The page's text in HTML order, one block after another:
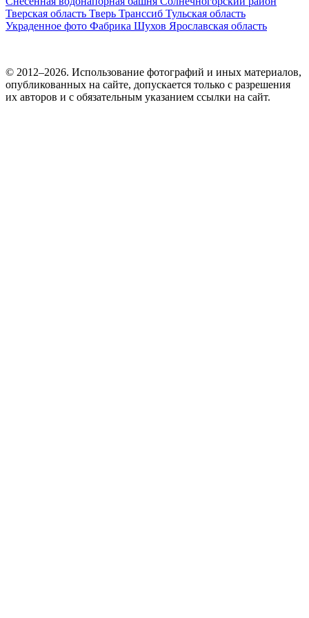
Тверская область Тверь Транссиб Тульская область
Украденное фото Фабрика Шухов Ярославская область
© 2012–2026. Использование фотографий и иных материалов,
опубликованных на сайте, допускается только с разрешения
их авторов и c обязательным указанием ссылки на сайт.